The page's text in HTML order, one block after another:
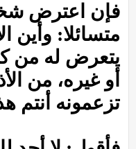
فإن اعترض
متسائلا: وأين
يتعرض له من
أو غيره، من
تزعمونه أنتم